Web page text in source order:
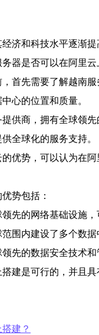
济和科技水平逐渐
器是否可以在阿里
首先需要了解越南
心的位置和质量。
供商，拥有全球领
全球化的服务支持。
优势，可以认为在
势包括：
先的网络基础设施
围内建设了多个数
先的数据安全技术
建是可行的，并且
建？